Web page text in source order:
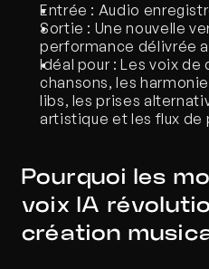
Entrée : Audio
Sortie : Une nouvelle
performance délivrée
Idéal pour : Les voix
chansons, les
libs, les prises
artistique et les flux de
Pourquoi les
voix IA
création